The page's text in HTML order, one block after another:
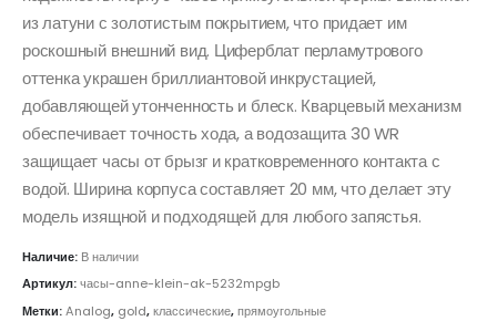
из латуни с золотистым покрытием, что придает им
роскошный внешний вид. Циферблат перламутрового
оттенка украшен бриллиантовой инкрустацией,
добавляющей утонченность и блеск. Кварцевый механизм
обеспечивает точность хода, а водозащита 30 WR
защищает часы от брызг и кратковременного контакта с
водой. Ширина корпуса составляет 20 мм, что делает эту
модель изящной и подходящей для любого запястья.
Наличие: В наличии
Артикул:часы-anne-klein-ak-5232mpgb
Метки:Analog, gold,классические,прямоугольные